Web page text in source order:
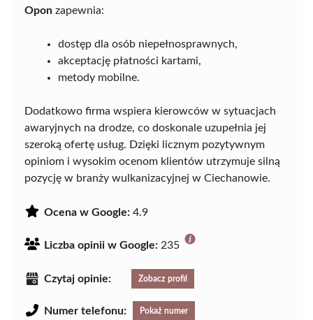
Opon zapewnia:
dostęp dla osób niepełnosprawnych,
akceptację płatności kartami,
metody mobilne.
Dodatkowo firma wspiera kierowców w sytuacjach
awaryjnych na drodze, co doskonale uzupełnia jej
szeroką ofertę usług. Dzięki licznym pozytywnym
opiniom i wysokim ocenom klientów utrzymuje silną
pozycję w branży wulkanizacyjnej w Ciechanowie.
Ocena w Google: 4.9
Liczba opinii w Google: 235
Czytaj opinie: Zobacz profil
Numer telefonu: Pokaż numer